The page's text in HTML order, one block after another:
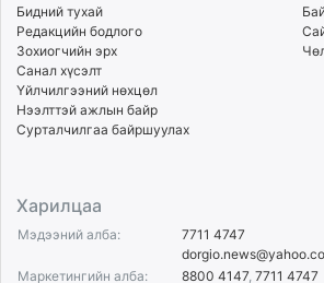
Бидний тухай
Редакцийн бодлого
Зохиогчийн эрх
Санал хүсэлт
Үйлчилгээний нөхцөл
Нээлттэй ажлын байр
Сурталчилгаа байршуулах
Харилцаа
Мэдээний алба:
7711 4747
Маркетингийн алба:
8800 4147, 7711 4747